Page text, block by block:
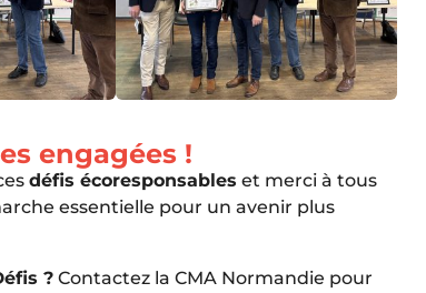
engagées !
défis écoresponsables et merci à tous
essentielle pour un avenir plus
? Contactez la CMA Normandie pour